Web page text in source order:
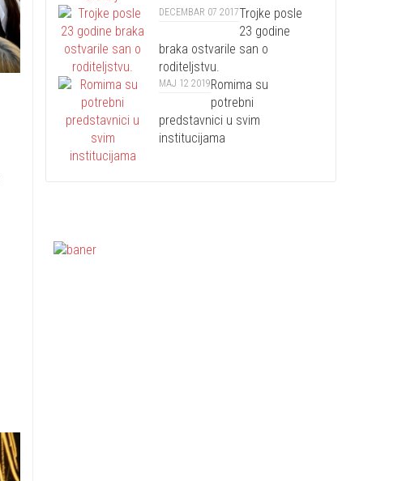
DECEMBAR 07 2017Trojke posle
23 godine
braka ostvarile san o
roditeljstvu.
MAJ 12 2019Romima su
potrebni
predstavnici u svim
institucijama